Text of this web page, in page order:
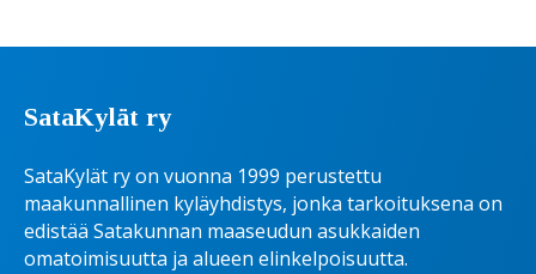
SataKylät ry
SataKylät ry on vuonna 1999 perustettu
maakunnallinen kyläyhdistys, jonka tarkoituksena on
edistää Satakunnan maaseudun asukkaiden
omatoimisuutta ja alueen elinkelpoisuutta.